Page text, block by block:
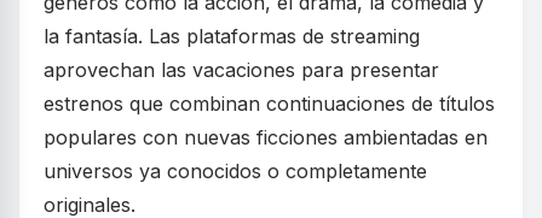
la fantasía. Las plataformas de streaming
aprovechan las vacaciones para presentar
estrenos que combinan continuaciones de títulos
populares con nuevas ficciones ambientadas en
universos ya conocidos o completamente
originales.